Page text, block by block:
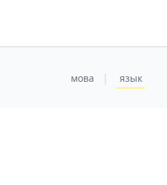
мова | язык